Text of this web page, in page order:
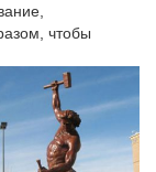
все в отличном
доставкой по
чтобы